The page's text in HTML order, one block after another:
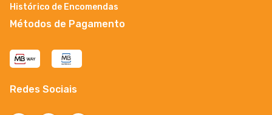
Histórico de Encomendas
Métodos de Pagamento
Redes Sociais